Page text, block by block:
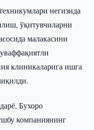
негизида
ўқитувчиларни
малакасини
клиникаларига ишга
Бухоро
компаниянинг